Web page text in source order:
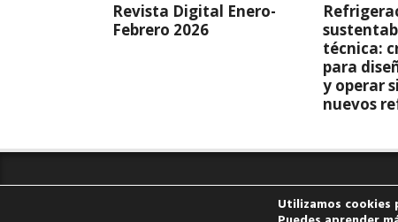
Revista Digital Enero-
Febrero 2026
técnica:
para
y operar
nuevos
Utilizamos cookies